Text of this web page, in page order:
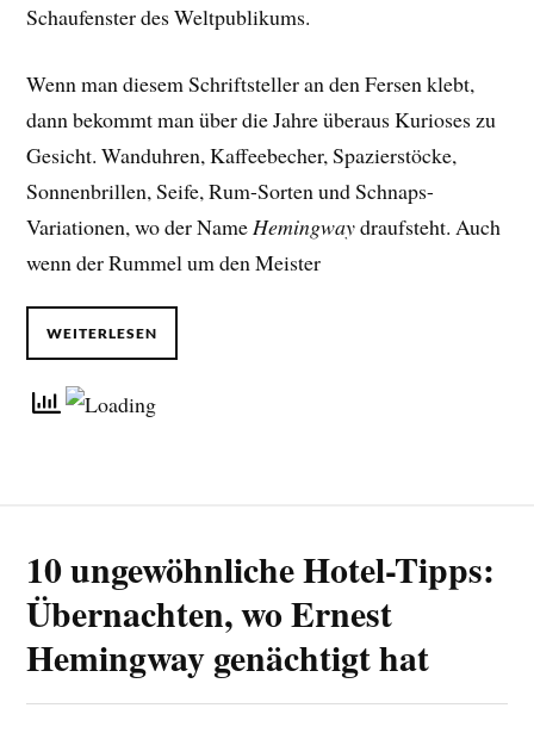
Schaufenster des Weltpublikums.
Wenn man diesem Schriftsteller an den Fersen klebt,
dann bekommt man über die Jahre überaus Kurioses zu
Gesicht. Wanduhren, Kaffeebecher, Spazierstöcke,
Sonnenbrillen, Seife, Rum-Sorten und Schnaps-
Variationen, wo der NameHemingwaydraufsteht. Auch
wenn der Rummel um den Meister
WEITERLESEN
10 ungewöhnliche Hotel-Tipps:
Übernachten, wo Ernest
Hemingway genächtigt hat